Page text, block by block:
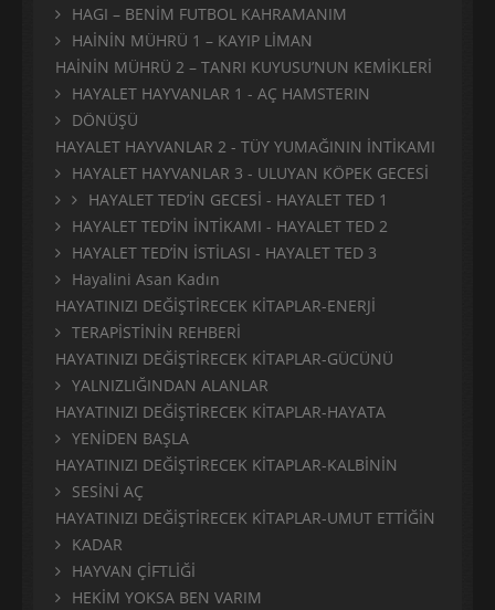
HAGI – BENİM FUTBOL KAHRAMANIM
HAİNİN MÜHRÜ 1 – KAYIP LİMAN
HAİNİN MÜHRÜ 2 – TANRI KUYUSU’NUN KEMİKLERİ
HAYALET HAYVANLAR 1 - AÇ HAMSTERIN
DÖNÜŞÜ
HAYALET HAYVANLAR 2 - TÜY YUMAĞININ İNTİKAMI
HAYALET HAYVANLAR 3 - ULUYAN KÖPEK GECESİ
HAYALET TED’İN GECESİ - HAYALET TED 1
HAYALET TED’İN İNTİKAMI - HAYALET TED 2
HAYALET TED’İN İSTİLASI - HAYALET TED 3
Hayalini Asan Kadın
HAYATINIZI DEĞİŞTİRECEK KİTAPLAR-ENERJİ
TERAPİSTİNİN REHBERİ
HAYATINIZI DEĞİŞTİRECEK KİTAPLAR-GÜCÜNÜ
YALNIZLIĞINDAN ALANLAR
HAYATINIZI DEĞİŞTİRECEK KİTAPLAR-HAYATA
YENİDEN BAŞLA
HAYATINIZI DEĞİŞTİRECEK KİTAPLAR-KALBİNİN
SESİNİ AÇ
HAYATINIZI DEĞİŞTİRECEK KİTAPLAR-UMUT ETTİĞİN
KADAR
HAYVAN ÇİFTLİĞİ
HEKİM YOKSA BEN VARIM